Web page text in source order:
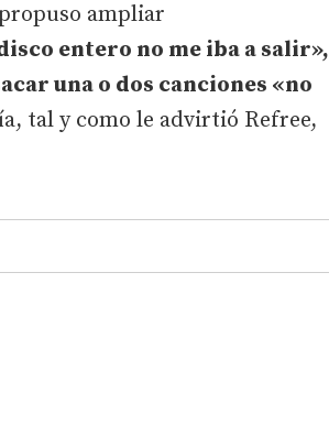
ampliar
entero no me iba a salir»,
una o dos canciones «no
tal y como le advirtió Refree,